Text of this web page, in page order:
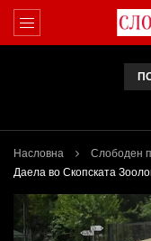
Насловна Слободен
Даела во Скопската